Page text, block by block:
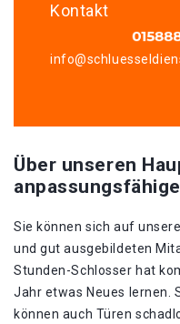
Kontakt
Über unseren
Sie können sich auf
und gut ausgebildeten
Stunden-Schlosser hat
Jahr etwas Neues lernen.
können auch Türen